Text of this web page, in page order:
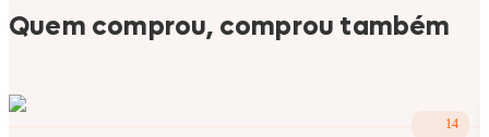
Quem comprou, comprou também
14